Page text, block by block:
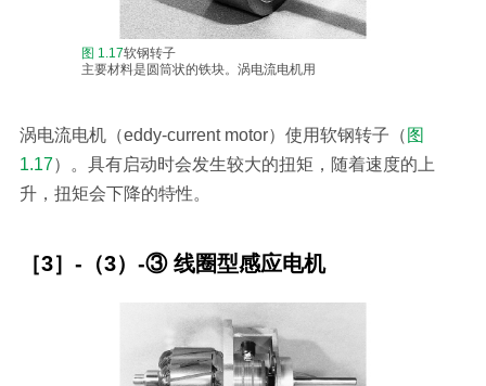
图 1.17软钢转子
主要材料是圆筒状的铁块。涡电流电机用
涡电流电机（eddy-current motor）使用软钢转子（ 图
1.17）。具有启动时会发生较大的扭矩，随着速度的上
升，扭矩会下降的特性。
［3］-（3）-③ 线圈型感应电机